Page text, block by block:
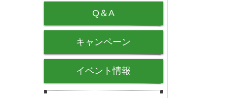
Q＆A
キャンペーン
イベント情報